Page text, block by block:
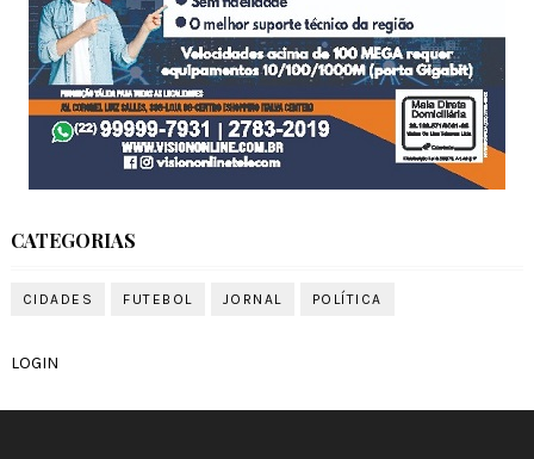
CATEGORIAS
CIDADES FUTEBOL JORNAL POLÍTICA
LOGIN